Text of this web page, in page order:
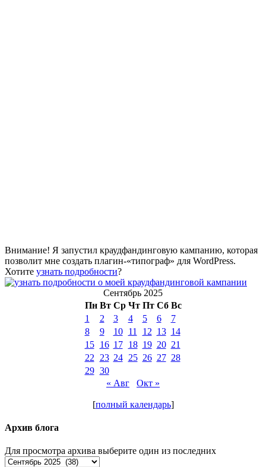
Внимание! Я запустил краудфандинговую кампанию, которая
позволит мне создать плагин-«типограф» для WordPress.
Хотите узнать подробности?
Сентябрь 2025
Пн Вт Ср Чт Пт Сб Вс
1
2 3 4 5 6
7
8
9 10 11 12 13 14
15
16 17 18 19 20 21
22
23 24 25 26 27 28
29 30
« Авг
Окт »
[полный календарь]
Архив блога
Для просмотра архива выберите один из последних